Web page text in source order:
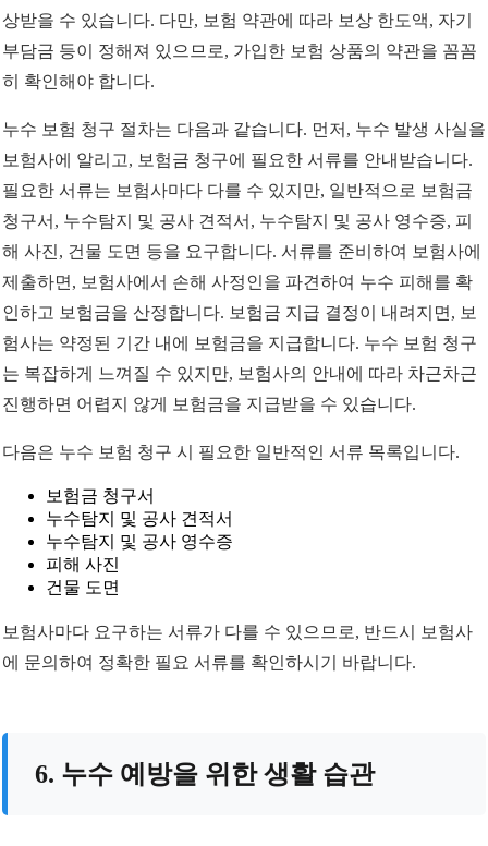
상받을 수 있습니다. 다만, 보험 약관에 따라 보상 한도액, 자기
부담금 등이 정해져 있으므로, 가입한 보험 상품의 약관을 꼼꼼
히 확인해야 합니다.
누수 보험 청구 절차는 다음과 같습니다. 먼저, 누수 발생 사실을
보험사에 알리고, 보험금 청구에 필요한 서류를 안내받습니다.
필요한 서류는 보험사마다 다를 수 있지만, 일반적으로 보험금
청구서, 누수탐지 및 공사 견적서, 누수탐지 및 공사 영수증, 피
해 사진, 건물 도면 등을 요구합니다. 서류를 준비하여 보험사에
제출하면, 보험사에서 손해 사정인을 파견하여 누수 피해를 확
인하고 보험금을 산정합니다. 보험금 지급 결정이 내려지면, 보
험사는 약정된 기간 내에 보험금을 지급합니다. 누수 보험 청구
는 복잡하게 느껴질 수 있지만, 보험사의 안내에 따라 차근차근
진행하면 어렵지 않게 보험금을 지급받을 수 있습니다.
다음은 누수 보험 청구 시 필요한 일반적인 서류 목록입니다.
보험금 청구서
누수탐지 및 공사 견적서
누수탐지 및 공사 영수증
피해 사진
건물 도면
보험사마다 요구하는 서류가 다를 수 있으므로, 반드시 보험사
에 문의하여 정확한 필요 서류를 확인하시기 바랍니다.
6. 누수 예방을 위한 생활 습관